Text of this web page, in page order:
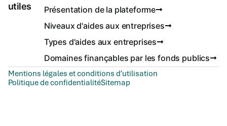
utiles
Présentation de la plateforme
Niveaux d'aides aux entreprises
Types d'aides aux entreprises
Domaines finançables par les fonds publics
Mentions légales et conditions d'utilisation
Politique de confidentialitéSitemap